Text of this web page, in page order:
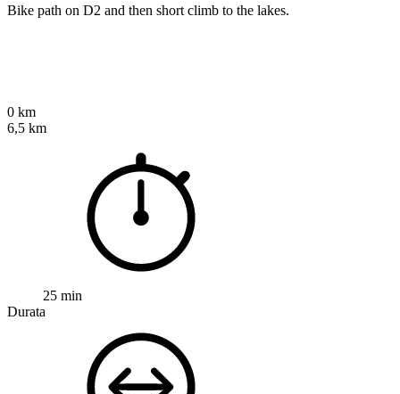
Bike path on D2 and then short climb to the lakes.
0 km
6,5 km
25 min
Durata